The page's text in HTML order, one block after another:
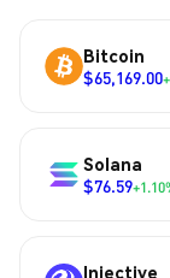
Bitcoin
$65,169.00
Solana
$76.59
Injective